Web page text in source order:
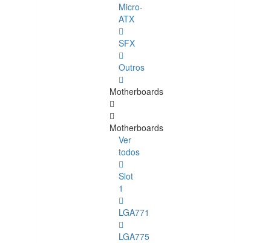
Micro-
ATX
SFX
Outros
Motherboards
Motherboards
Ver
todos
Slot
1
LGA771
LGA775